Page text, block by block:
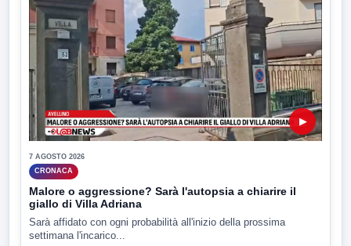
▶
7 AGOSTO 2026
CRONACA
Malore o aggressione? Sarà l'autopsia a chiarire il
giallo di Villa Adriana
Sarà affidato con ogni probabilità all'inizio della prossima
settimana l'incarico...